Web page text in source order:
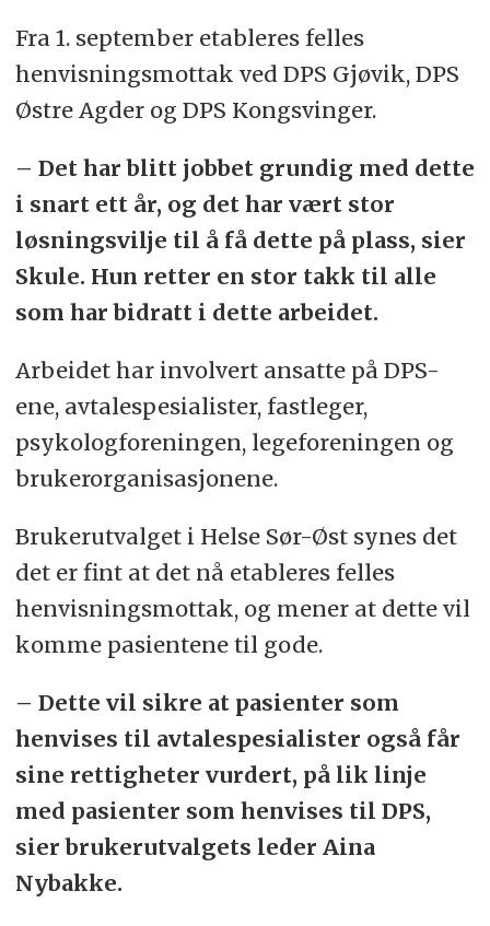
Fra 1. september etableres felles
henvisningsmottak ved DPS Gjøvik, DPS
Østre Agder og DPS Kongsvinger.
– Det har blitt jobbet grundig med dette
i snart ett år, og det har vært stor
løsningsvilje til å få dette på plass, sier
Skule. Hun retter en stor takk til alle
som har bidratt i dette arbeidet.
Arbeidet har involvert ansatte på DPS-
ene, avtalespesialister, fastleger,
psykologforeningen, legeforeningen og
brukerorganisasjonene.
Brukerutvalget i Helse Sør-Øst synes det
det er fint at det nå etableres felles
henvisningsmottak, og mener at dette vil
komme pasientene til gode.
– Dette vil sikre at pasienter som
henvises til avtalespesialister også får
sine rettigheter vurdert, på lik linje
med pasienter som henvises til DPS,
sier brukerutvalgets leder Aina
Nybakke.